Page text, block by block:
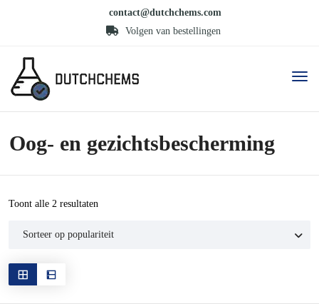
contact@dutchchems.com
Volgen van bestellingen
Oog- en gezichtsbescherming
Toont alle 2 resultaten